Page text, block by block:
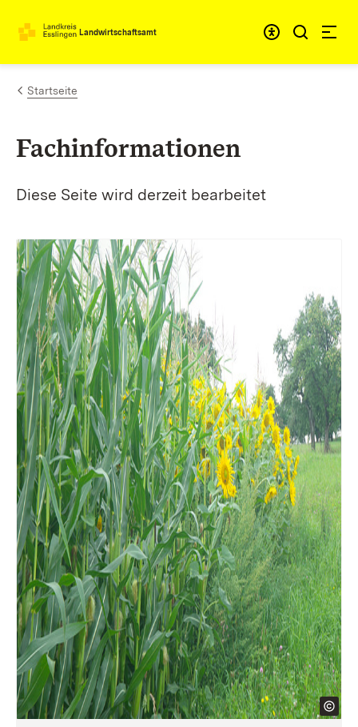
Zum Inhalt springen
Landwirtschaftsamt
Startseite
Fachinformationen
Diese Seite wird derzeit bearbeitet